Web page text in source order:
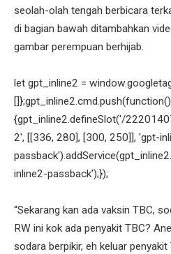
seolah-olah tengah berbicara
di bagian bawah ditambahkan
gambar perempuan berhijab.
let gpt_inline2 =
[]};gpt_inline2.cmd.push(function()
{gpt_inline2.defineSlot('/
2', [[336, 280], [300, 250]], 'gpt-
inline2-passback');});
“Sekarang kan ada vaksin TBC,
RW ini kok ada penyakit TBC?
sodara berpikir, eh keluar